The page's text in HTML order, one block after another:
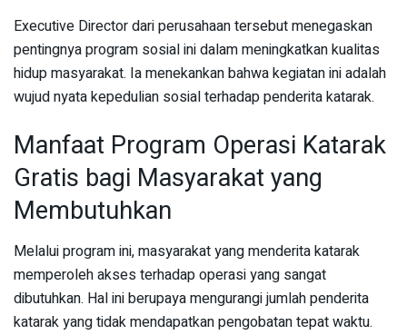
Executive Director dari perusahaan tersebut menegaskan
pentingnya program sosial ini dalam meningkatkan kualitas
hidup masyarakat. Ia menekankan bahwa kegiatan ini adalah
wujud nyata kepedulian sosial terhadap penderita katarak.
Manfaat Program Operasi Katarak
Gratis bagi Masyarakat yang
Membutuhkan
Melalui program ini, masyarakat yang menderita katarak
memperoleh akses terhadap operasi yang sangat
dibutuhkan. Hal ini berupaya mengurangi jumlah penderita
katarak yang tidak mendapatkan pengobatan tepat waktu.